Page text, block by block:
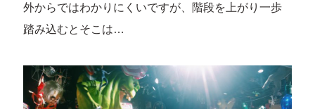
外からではわかりにくいですが、階段を上がり一歩
踏み込むとそこは…